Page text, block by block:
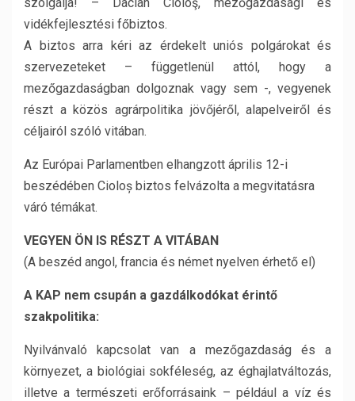
vidékfejlesztési főbiztos.
A biztos arra kéri az érdekelt uniós polgárokat és
szervezeteket – függetlenül attól, hogy a
mezőgazdaságban dolgoznak vagy sem -, vegyenek
részt a közös agrárpolitika jövőjéről, alapelveiről és
céljairól szóló vitában.
Az Európai Parlamentben elhangzott április 12-i
beszédében Cioloș biztos felvázolta a megvitatásra
váró témákat.
VEGYEN ÖN IS RÉSZT A VITÁBAN
(A beszéd angol, francia és német nyelven érhető el)
A KAP nem csupán a gazdálkodókat érintő
szakpolitika:
Nyilvánvaló kapcsolat van a mezőgazdaság és a
környezet, a biológiai sokféleség, az éghajlatváltozás,
illetve a természeti erőforrásaink – például a víz és